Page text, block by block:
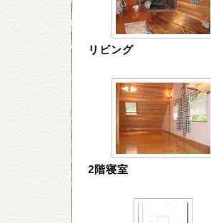
リビング
2階寝室